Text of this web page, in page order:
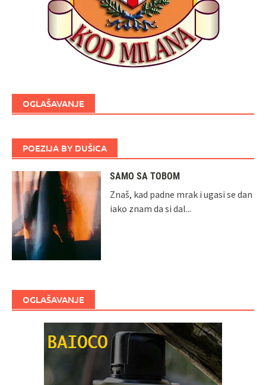
OGLAŠAVANJE
POEZIJA BY DUŠICA
SAMO SA TOBOM
Znaš, kad padne mrak i ugasi se dan
iako znam da si dal...
OGLAŠAVANJE